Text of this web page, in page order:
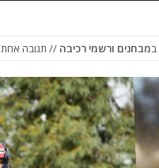
במבחנים ורשמי רכיבה // תגובה אחת